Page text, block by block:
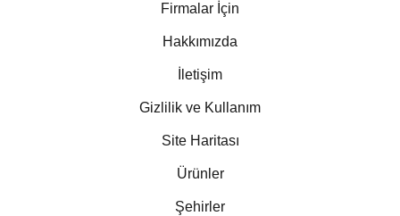
Firmalar İçin
Hakkımızda
İletişim
Gizlilik ve Kullanım
Site Haritası
Ürünler
Şehirler